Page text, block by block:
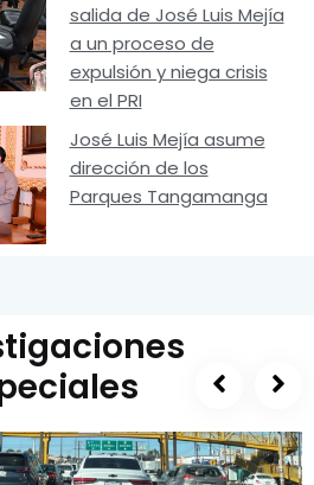
salida de José Luis Mejía
a un proceso de
expulsión y niega crisis
en el PRI
José Luis Mejía asume
dirección de los
Parques Tangamanga